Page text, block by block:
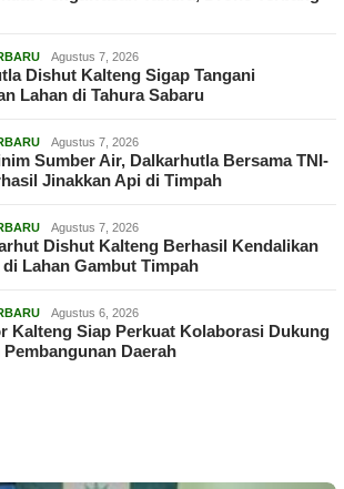
Agustus 7, 2026
Dishut Kalteng Sigap Tangani
Lahan di Tahura Sabaru
Agustus 7, 2026
Sumber Air, Dalkarhutla Bersama TNI-
Jinakkan Api di Timpah
Agustus 7, 2026
Dishut Kalteng Berhasil Kendalikan
Lahan Gambut Timpah
Agustus 6, 2026
Kalteng Siap Perkuat Kolaborasi Dukung
Daerah